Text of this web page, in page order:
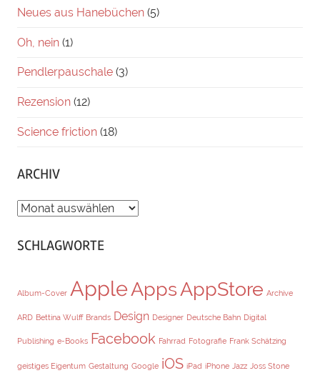
Neues aus Hanebüchen (5)
Oh, nein (1)
Pendlerpauschale (3)
Rezension (12)
Science friction (18)
ARCHIV
ARCHIV
SCHLAGWORTE
Album-Cover AppleAppsAppStore Archive
ARD Bettina Wulff Brands Design Designer Deutsche Bahn Digital
Publishing e-Books Facebook Fahrrad Fotografie Frank Schätzing
geistiges Eigentum Gestaltung Google iOS iPad iPhone Jazz Joss Stone